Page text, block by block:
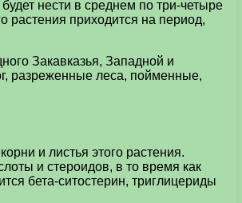
нести в среднем по три-четыре
приходится на период,
Закавказья, Западной и
разреженные леса, пойменные,
и листья этого растения.
и стероидов, в то время как
бета-ситостерин, триглицериды